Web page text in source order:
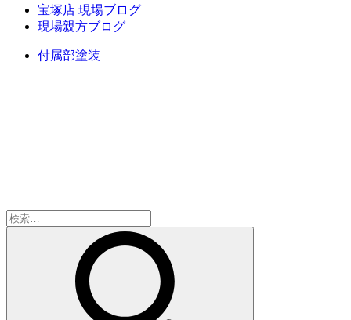
宝塚店 現場ブログ
現場親方ブログ
付属部塗装
検
索: